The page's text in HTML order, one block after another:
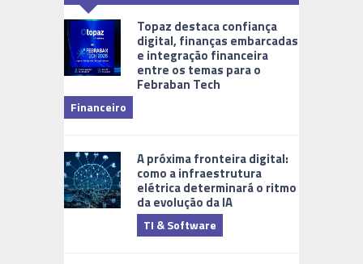
Topaz destaca confiança
digital, finanças embarcadas
e integração financeira
entre os temas para o
Febraban Tech
Financeiro
A próxima fronteira digital:
como a infraestrutura
elétrica determinará o ritmo
da evolução da IA
TI & Software